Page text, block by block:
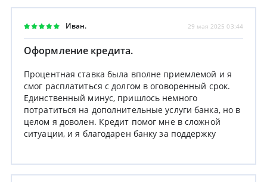
Иван. 29 мая 2025 03:44
Оформление кредита.
Процентная ставка была вполне приемлемой и я
смог расплатиться с долгом в оговоренный срок.
Единственный минус, пришлось немного
потратиться на дополнительные услуги банка, но в
целом я доволен. Кредит помог мне в сложной
ситуации, и я благодарен банку за поддержку